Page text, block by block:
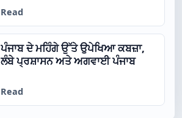
Read
ਪੰਜਾਬ ਦੇ ਮਹਿੰਗੇ ਉੱਤੇ ਉਪੇਖਿਆ ਕਬਜ਼ਾ,
ਲੰਬੇ ਪ੍ਰਸ਼ਾਸਨ ਅਤੇ ਅਗਵਾਈ ਪੰਜਾਬ
Read